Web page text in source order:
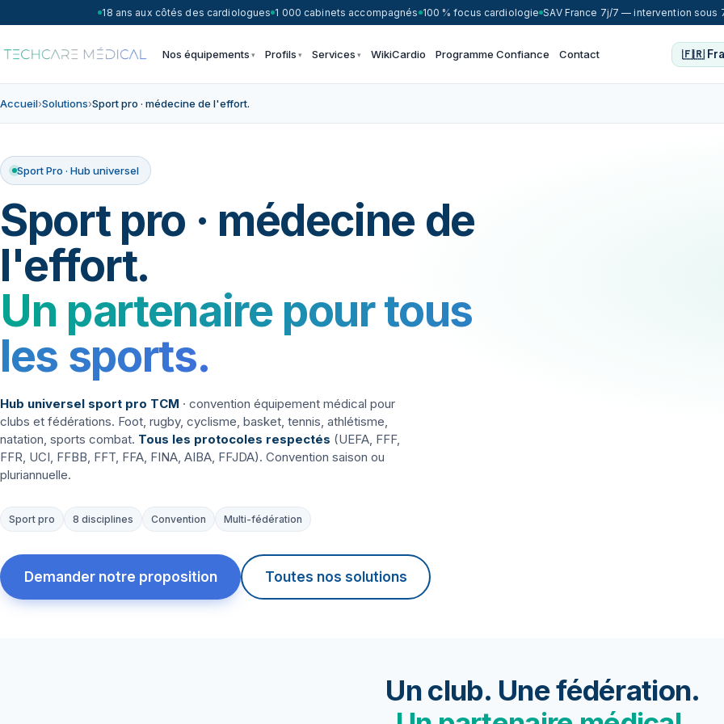
18 ans aux côtés des cardiologues 1 000 cabinets accompagnés 100 % focus cardiologie SAV France 7j/7 — intervention sous
Nos équipements Profils Services WikiCardio Programme Confiance Contact
Accueil›Solutions›Sport pro · médecine de l'effort.
Sport Pro · Hub universel
Sport pro · médecine de
l'effort.
Un partenaire pour tous
les sports.
Hub universel sport pro TCM · convention équipement médical pour
clubs et fédérations. Foot, rugby, cyclisme, basket, tennis, athlétisme,
natation, sports combat. Tous les protocoles respectés (UEFA, FFF,
FFR, UCI, FFBB, FFT, FFA, FINA, AIBA, FFJDA). Convention saison ou
pluriannuelle.
Sport pro 8 disciplines Convention Multi-fédération
Demander notre proposition Toutes nos solutions
Un club. Une fédération.